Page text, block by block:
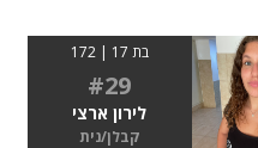
בת 17 | 172
#29
לירון ארצי
קבלן/נית